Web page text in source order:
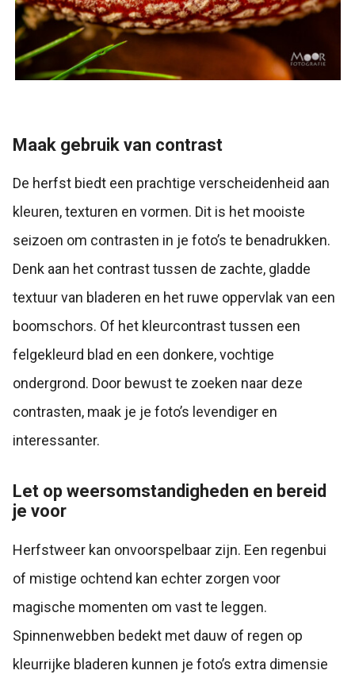
Maak gebruik van contrast
De herfst biedt een prachtige verscheidenheid aan
kleuren, texturen en vormen. Dit is het mooiste
seizoen om contrasten in je foto’s te benadrukken.
Denk aan het contrast tussen de zachte, gladde
textuur van bladeren en het ruwe oppervlak van een
boomschors. Of het kleurcontrast tussen een
felgekleurd blad en een donkere, vochtige
ondergrond. Door bewust te zoeken naar deze
contrasten, maak je je foto’s levendiger en
interessanter.
Let op weersomstandigheden en bereid
je voor
Herfstweer kan onvoorspelbaar zijn. Een regenbui
of mistige ochtend kan echter zorgen voor
magische momenten om vast te leggen.
Spinnenwebben bedekt met dauw of regen op
kleurrijke bladeren kunnen je foto’s extra dimensie